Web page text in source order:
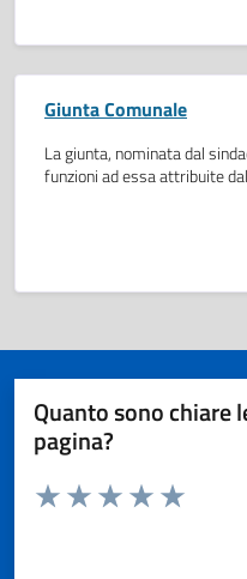
Giunta Comunale
La giunta, nominata dal
funzioni ad essa attribuite
Quanto sono chiare
pagina?
Valuta da 1 a 5 stelle la pagina